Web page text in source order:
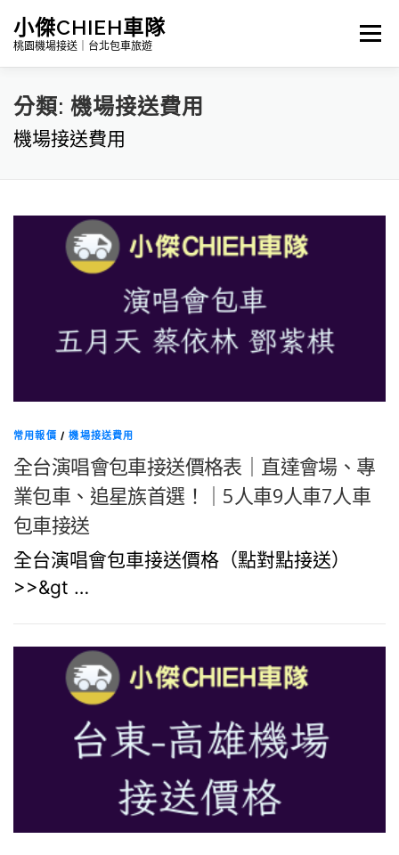
至
主
要
內
容
小傑CHIEH車隊
桃園機場接送｜台北包車旅遊
選單
Search
詳細報價|包車及機場接送
台灣景點介紹｜包車旅遊路線
分類: 機場接送費用
機場接送費用
常用報價 /機場接送費用
全台演唱會包車接送價格表｜直達會場、專
業包車、追星族首選！｜5人車9人車7人車
包車接送
全台演唱會包車接送價格（點對點接送）
>>&gt …